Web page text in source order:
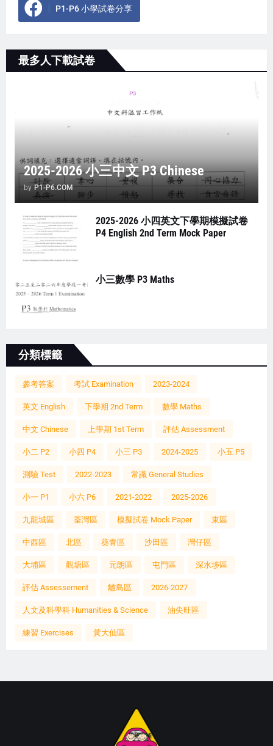
P1-P6 小學試卷分享
最多人下載試卷
2025-2026 小三中文 P3 Chinese
by P1-P6.COM
2025-2026 小四英文下學期模擬試卷
P4 English 2nd Term Mock Paper
小三數學 P3 Maths
分類標籤
參考答案 考試 Examination 2023-2024
英文 English 下學期 2nd Term 數學 Maths
中文 Chinese 上學期 1st Term 評估 Assessment
小二 P2 小四 P4 小三 P3 2024-2025 小五 P5
測驗 Test 2022-2023 常識 General Studies
小一 P1 小六 P6 2021-2022 2025-2026
九龍城區 荃灣區 模擬試卷 Mock Paper 東區
中西區 北區 葵青區 沙田區 灣仔區
大埔區 觀塘區 元朗區 屯門區 深水埗區
評估 Assessement 離島區 2026-2027
人文及科學科 Humanities & Science 油尖旺區
練習 Exercises 黃大仙區